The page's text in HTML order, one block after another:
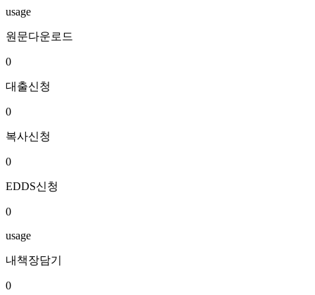
usage
원문다운로드
0
대출신청
0
복사신청
0
EDDS신청
0
usage
내책장담기
0